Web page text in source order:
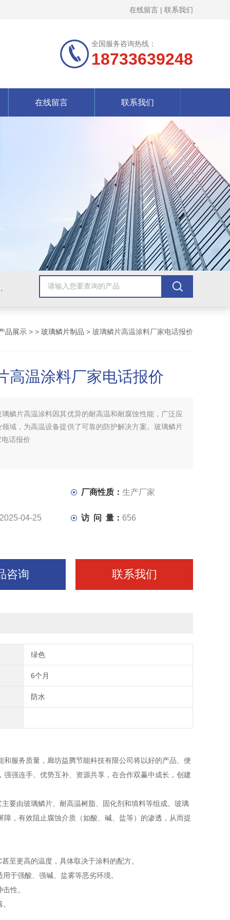
在线留言 | 联系我们
全国服务咨询热线：
18733639248
在线留言 联系我们
温材料系列产品。
品展示 > > 玻璃鳞片制品 > 玻璃鳞片高温涂料厂家电话报价
高温涂料厂家电话报价
璃鳞片高温涂料因其优异的耐高温和耐腐蚀性能，广泛应
域，为高温设备提供了可靠的防护解决方案。玻璃鳞片
话报价
厂商性质： 生产厂家
2025-04-25 访 问 量： 656
咨询 联系我们
绿色
6个月
防水
务质量，廊坊益腾节能科技有限公司将以好的产品、便
强连手、优势互补、资源共享，在合作双赢中成长，创建
由玻璃鳞片、耐高温树脂、固化剂和填料等组成。玻璃
，有效阻止腐蚀介质（如酸、碱、盐等）的渗透，从而提
至更高的温度，具体取决于涂料的配方。
于强酸、强碱、盐雾等恶劣环境。
性。